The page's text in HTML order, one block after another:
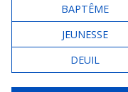
BAPTÊME
JEUNESSE
DEUIL